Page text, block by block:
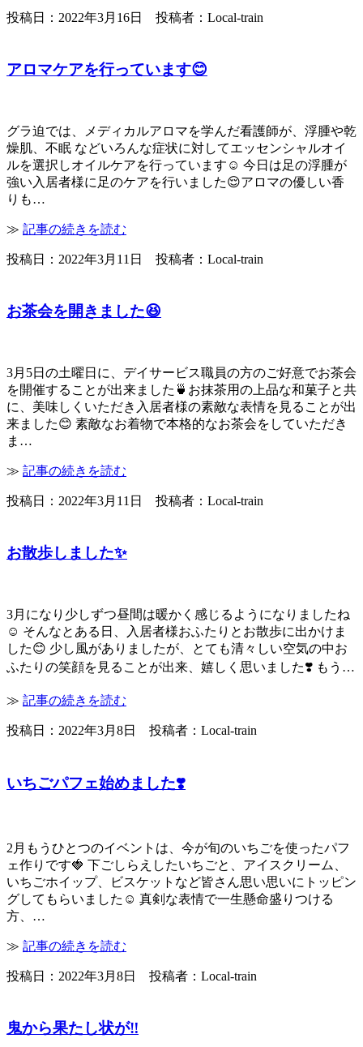
投稿日：2022年3月16日 投稿者：Local-train
アロマケアを行っています😊
グラ迫では、メディカルアロマを学んだ看護師が、浮腫や乾
燥肌、不眠 などいろんな症状に対してエッセンシャルオイ
ルを選択しオイルケアを行っています☺️ 今日は足の浮腫が
強い入居者様に足のケアを行いました😌アロマの優しい香
りも…
≫ 記事の続きを読む
投稿日：2022年3月11日 投稿者：Local-train
お茶会を開きました😆
3月5日の土曜日に、デイサービス職員の方のご好意でお茶会
を開催することが出来ました🍵お抹茶用の上品な和菓子と共
に、美味しくいただき入居者様の素敵な表情を見ることが出
来ました😊 素敵なお着物で本格的なお茶会をしていただき
ま…
≫ 記事の続きを読む
投稿日：2022年3月11日 投稿者：Local-train
お散歩しました✨
3月になり少しずつ昼間は暖かく感じるようになりましたね
☺️ そんなとある日、入居者様おふたりとお散歩に出かけま
した😊 少し風がありましたが、とても清々しい空気の中お
ふたりの笑顔を見ることが出来、嬉しく思いました❣️ もう…
≫ 記事の続きを読む
投稿日：2022年3月8日 投稿者：Local-train
いちごパフェ始めました❣️
2月もうひとつのイベントは、今が旬のいちごを使ったパフ
ェ作りです🍓 下ごしらえしたいちごと、アイスクリーム、
いちごホイップ、ビスケットなど皆さん思い思いにトッピン
グしてもらいました☺️ 真剣な表情で一生懸命盛りつける
方、…
≫ 記事の続きを読む
投稿日：2022年3月8日 投稿者：Local-train
鬼から果たし状が‼️